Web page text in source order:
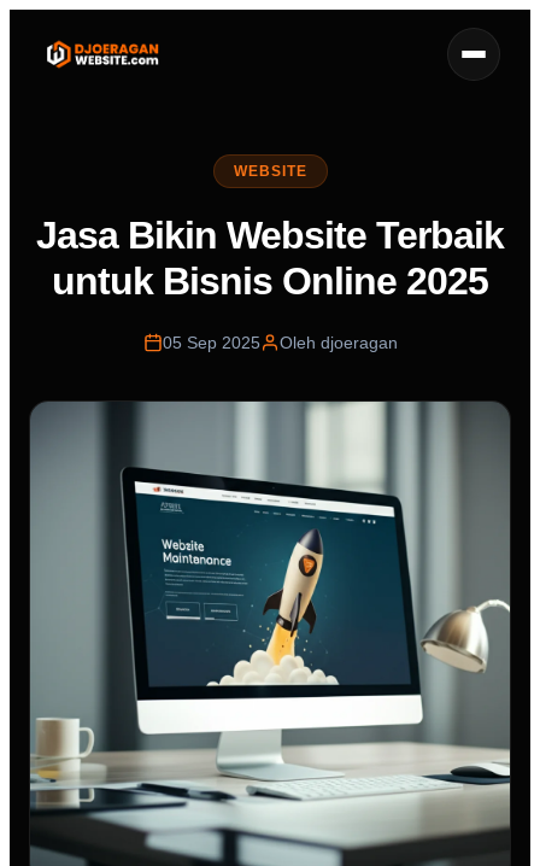
WEBSITE
Jasa Bikin Website Terbaik
untuk Bisnis Online 2025
05 Sep 2025 Oleh djoeragan